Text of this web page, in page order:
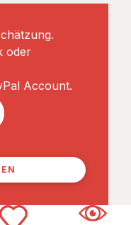
oder
Account.